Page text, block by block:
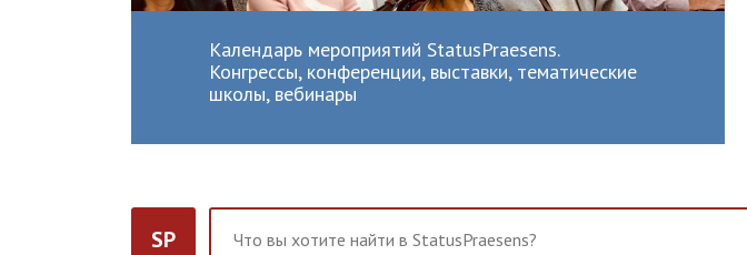
Календарь мероприятий StatusPraesens.
Конгрессы, конференции, выставки, тематические
школы, вебинары
SP